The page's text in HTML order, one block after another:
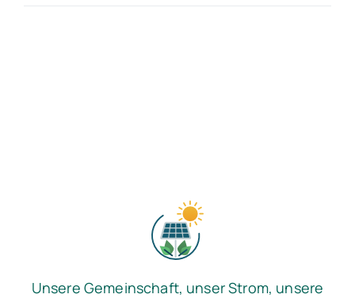
Unsere Gemeinschaft, unser Strom, unsere